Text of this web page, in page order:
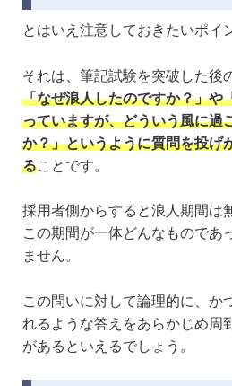
とはいえ注意しておきたいポイ
それは、筆記試験を突破した後
「なぜ浪人したのですか？」や
っていますが、どういう風に過
か？」というように質問を投げ
ることです。
採用者側からすると浪人期間は
この期間が一体どんなものであ
ません。
この問いに対して論理的に、か
れるような答えをあらかじめ周
があるといえるでしょう。